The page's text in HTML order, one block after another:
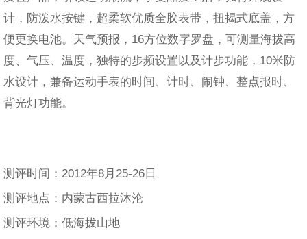
计，防泼水按键，超柔软优质全胶表带，扭揭式底盖，方
便更换电池。天气预报，16方位数字罗盘，可测量海拔高
度、气压、温度，独特的步频设置以及计步功能，10米防
水设计，兼备运动手表的时间、计时、闹钟、整点报时、
背光灯功能。
测评时间：2012年8月25-26日
测评地点：内蒙古西拉沐沦
测评环境：低海拔山地